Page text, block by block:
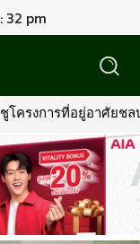
32 pm
รงการที่อยู่อาศัยชล